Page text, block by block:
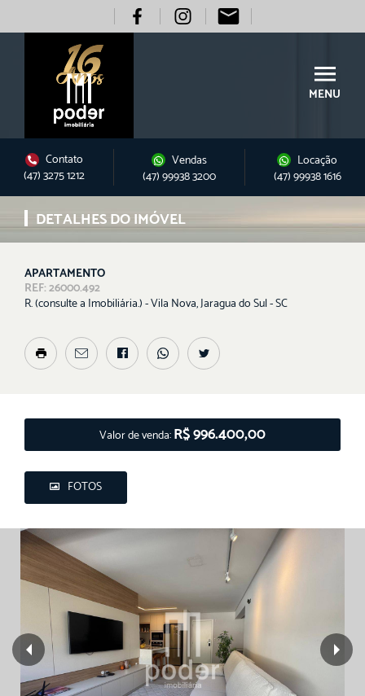
MENU
Contato
(47) 3275 1212
Vendas
(47) 99938 3200
Locação
(47) 99938 1616
DETALHES DO IMÓVEL
APARTAMENTO
REF: 26000.492
R. (consulte a Imobiliária.) - Vila Nova, Jaragua do Sul - SC
FOTOS
Valor de venda:R$ 996.400,00